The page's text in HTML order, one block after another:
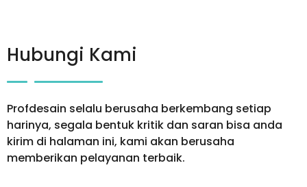
Hubungi Kami
Profdesain selalu berusaha berkembang setiap
harinya, segala bentuk kritik dan saran bisa anda
kirim di halaman ini, kami akan berusaha
memberikan pelayanan terbaik.